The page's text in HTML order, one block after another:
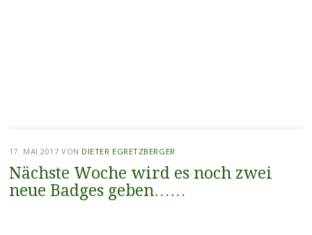
17. MAI 2017 VON DIETER EGRETZBERGER
Nächste Woche wird es noch zwei
neue Badges geben……